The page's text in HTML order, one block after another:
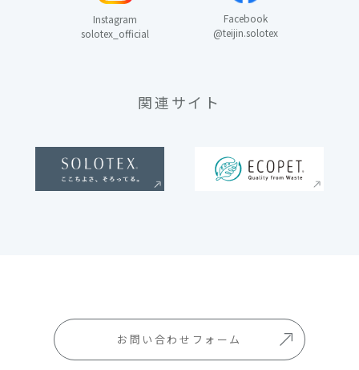
Instagram
solotex_official
Facebook
@teijin.solotex
関連サイト
お問い合わせフォーム